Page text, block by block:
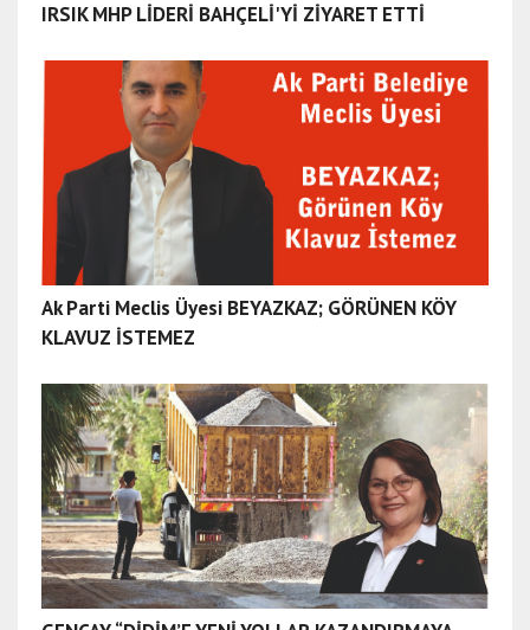
IRSIK MHP LİDERİ BAHÇELİ'Yİ ZİYARET ETTİ
Ak Parti Meclis Üyesi BEYAZKAZ; GÖRÜNEN KÖY
KLAVUZ İSTEMEZ